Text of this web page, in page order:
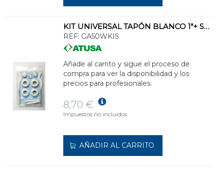
KIT UNIVERSAL TAPÓN BLANCO 1"+ SOPORTE RADIADOR 1x1/2"
REF: GA50WKIS
Añade al carrito y sigue el proceso de
compra para ver la disponibilidad y los
precios para profesionales.
8,70 €
Impuestos no incluidos.
AÑADIR AL CARRITO